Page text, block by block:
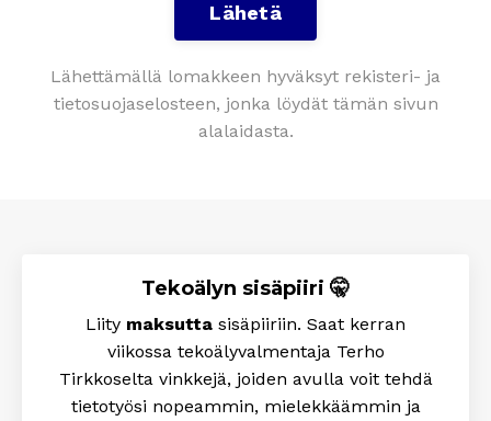
Lähetä
Lähettämällä lomakkeen hyväksyt rekisteri- ja
tietosuojaselosteen, jonka löydät tämän sivun
alalaidasta.
Tekoälyn sisäpiiri 🤫
Liity maksutta sisäpiiriin. Saat kerran
viikossa tekoälyvalmentaja Terho
Tirkkoselta vinkkejä, joiden avulla voit tehdä
tietotyösi nopeammin, mielekkäämmin ja